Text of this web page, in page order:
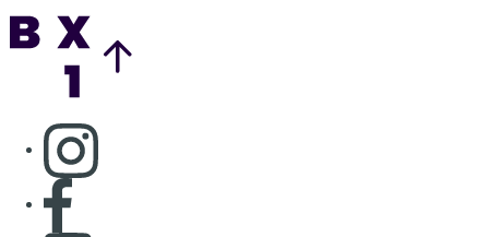
Consulter page Instagram
Consulter page Facebook